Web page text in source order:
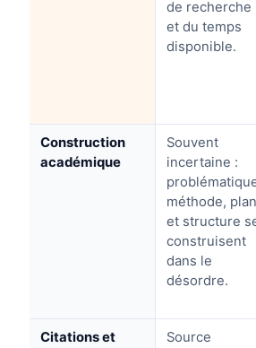
de recherche
et du temps
disponible.
Construction
académique
Souvent
incertaine :
méthode, plan
et structure
construisent
dans le
désordre.
Citations et
Source